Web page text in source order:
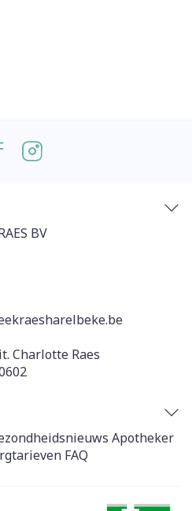
BV
Charlotte Raes
Apotheker
FAQ